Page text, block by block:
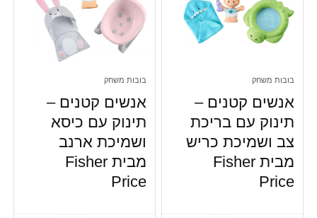
בובות משחק
אנשים קטנים –
תינוק עם בריכת
צב ושמיכת כריש
מבית Fisher
Price
בובות משחק
אנשים קטנים –
תינוק עם כיסא
ושמיכת ארנב
מבית Fisher
Price